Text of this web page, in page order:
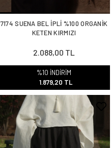
7174 SUENA BEL İPLİ %100 ORGANİK
KETEN KIRMIZI
2.088,00 TL
%10 İNDİRİM
1.879,20 TL